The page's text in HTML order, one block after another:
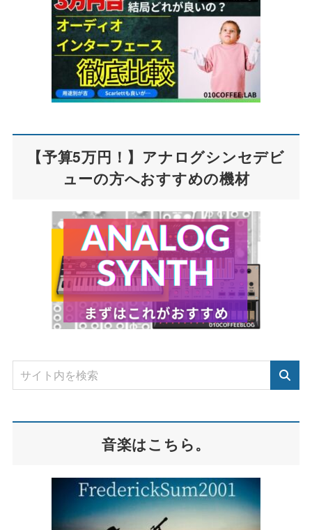
【予算5万円！】アナログシンセデビ
ューの方へおすすめの機材
音楽はこちら。